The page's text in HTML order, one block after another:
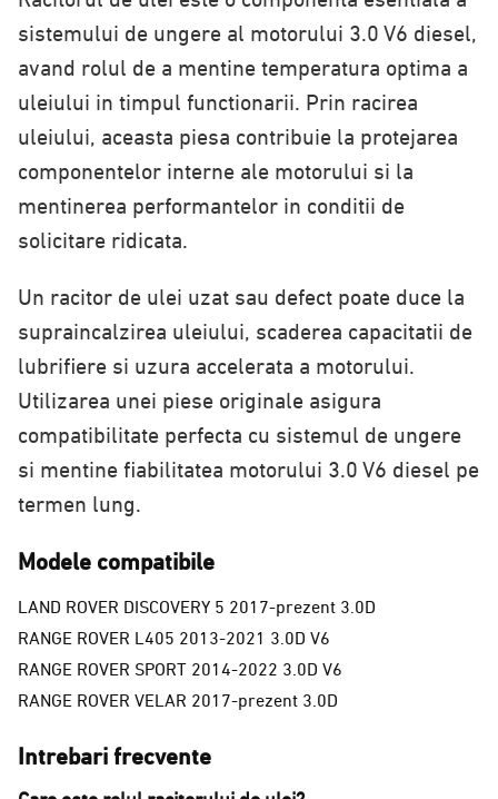
sistemului de ungere al motorului 3.0 V6 diesel,
avand rolul de a mentine temperatura optima a
uleiului in timpul functionarii. Prin racirea
uleiului, aceasta piesa contribuie la protejarea
componentelor interne ale motorului si la
mentinerea performantelor in conditii de
solicitare ridicata.
Un racitor de ulei uzat sau defect poate duce la
supraincalzirea uleiului, scaderea capacitatii de
lubrifiere si uzura accelerata a motorului.
Utilizarea unei piese originale asigura
compatibilitate perfecta cu sistemul de ungere
si mentine fiabilitatea motorului 3.0 V6 diesel pe
termen lung.
Modele compatibile
LAND ROVER DISCOVERY 5 2017-prezent 3.0D
RANGE ROVER L405 2013-2021 3.0D V6
RANGE ROVER SPORT 2014-2022 3.0D V6
RANGE ROVER VELAR 2017-prezent 3.0D
Intrebari frecvente